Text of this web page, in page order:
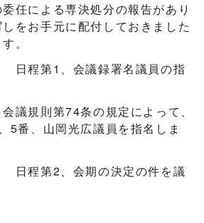
任による専決処分の報告があり
をお手元に配付しておきました
。
程第1、会議録署名議員の指
議規則第74条の規定によって、
5番、山岡光広議員を指名しま
程第2、会期の決定の件を議